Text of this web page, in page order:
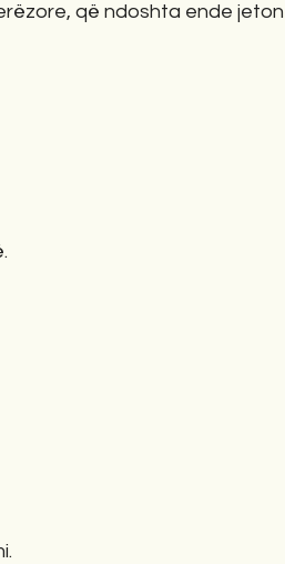
që ndoshta ende jeton